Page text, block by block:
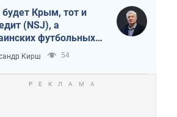
будет Крым, тот и
(NSJ), а
футбольных
могут
убийцами
Кирш 54